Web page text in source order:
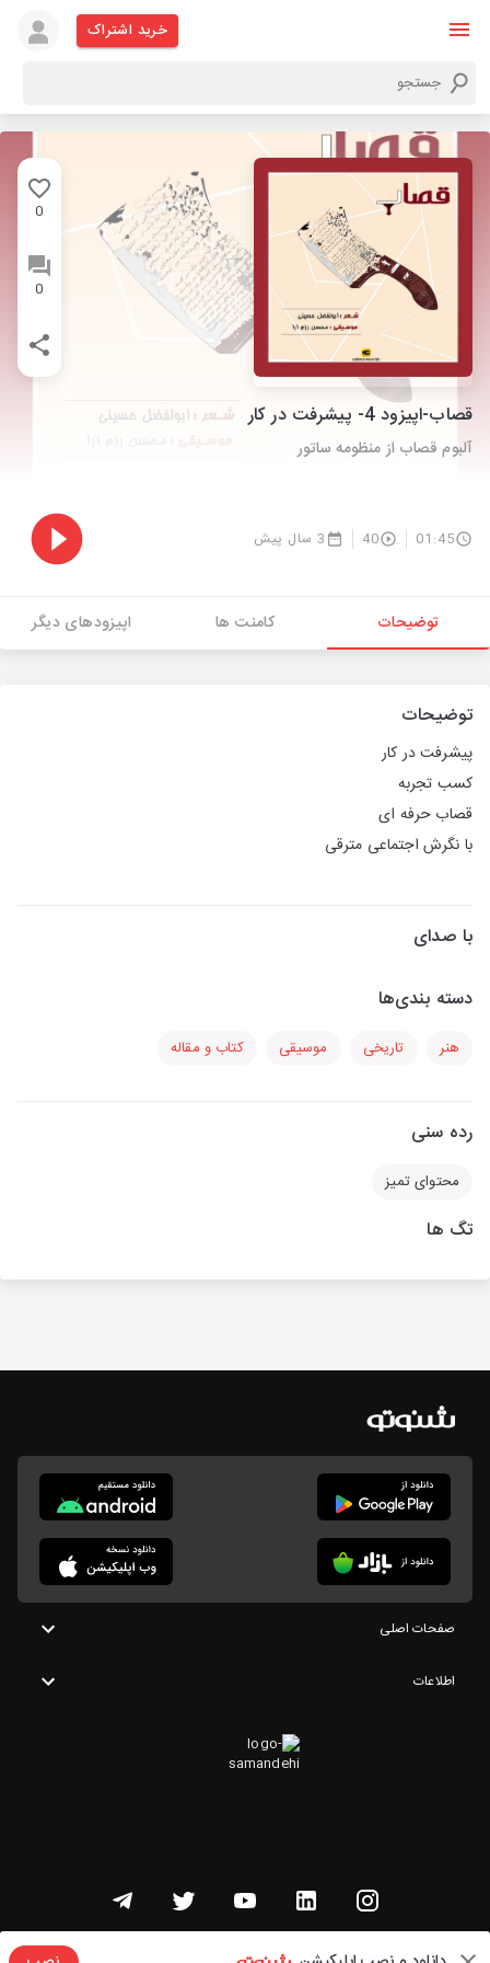
خرید اشتراک
0
0
قصاب-اپیزود 4- پیشرفت در کار
آلبوم قصاب از منظومه ساتور
01:45
40 3 سال پیش
توضیحات کامنت ها اپیزودهای دیگر
توضیحات
پیشرفت در کار
کسب تجربه
قصاب حرفه ای
با نگرش اجتماعی مترقی
با صدای
دسته بندی‌ها
هنر تاریخی موسیقی کتاب و مقاله
رده سنی
محتوای تمیز
تگ ها
صفحات اصلی
اطلاعات
تمامی حقوق این وبسایت متعلق به شنوتو است